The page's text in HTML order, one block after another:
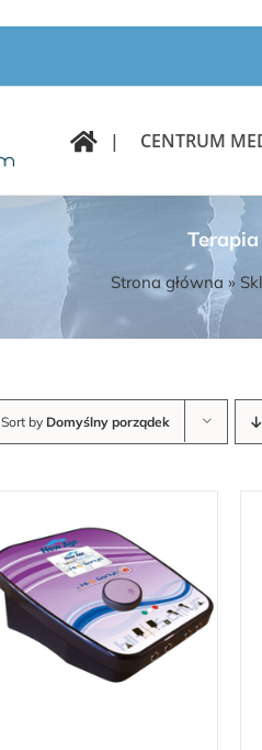
| CENTRUM
Strona główna »
Sort by Domyślny porządek